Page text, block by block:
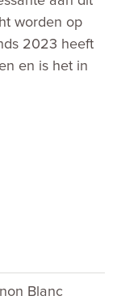
worden op
2023 heeft
en is het in
Blanc